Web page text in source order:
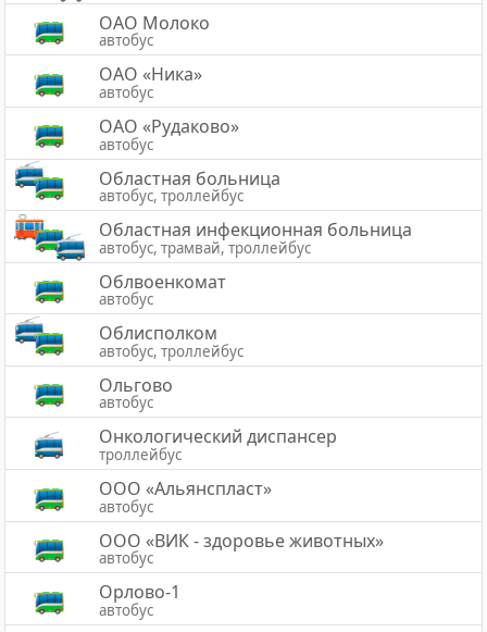
ОАО Молоко
автобус
ОАО «Ника»
автобус
ОАО «Рудаково»
автобус
Областная больница
автобус, троллейбус
Областная инфекционная больница
автобус, трамвай, троллейбус
Облвоенкомат
автобус
Облисполком
автобус, троллейбус
Ольгово
автобус
Онкологический диспансер
троллейбус
ООО «Альянспласт»
автобус
ООО «ВИК - здоровье животных»
автобус
Орлово-1
автобус